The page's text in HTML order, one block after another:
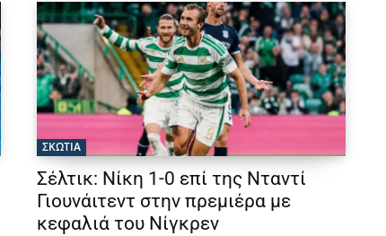
ΣΚΩΤΙΑ
Σέλτικ: Νίκη 1-0 επί της Νταντί
Γιουνάιτεντ στην πρεμιέρα με
κεφαλιά του Νίγκρεν